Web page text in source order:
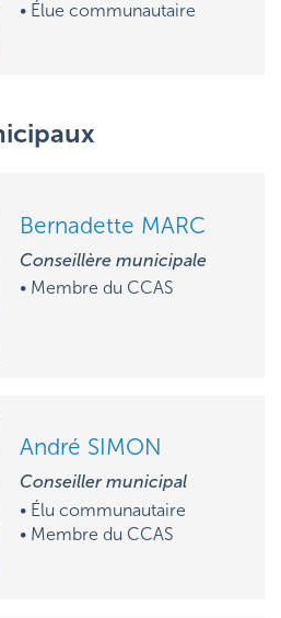
• Élue communautaire
Bernadette MARC
Conseillère municipale
• Membre du CCAS
André SIMON
Conseiller municipal
• Élu communautaire
• Membre du CCAS